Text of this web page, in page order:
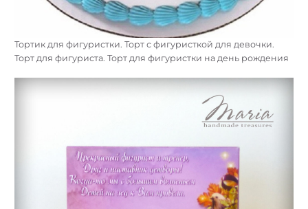
Тортик для фигуристки. Торт с фигуристкой для девочки.
Торт для фигуриста. Торт для фигуристки на день рождения